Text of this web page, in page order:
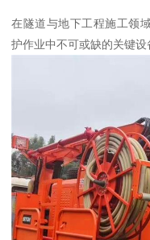
在隧道与地下工程施工领
护作业中不可或缺的关键设